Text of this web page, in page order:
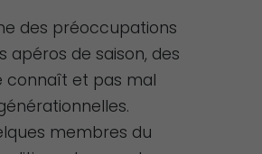
des préoccupations
apéros de saison, des
connaît et pas mal
membres du